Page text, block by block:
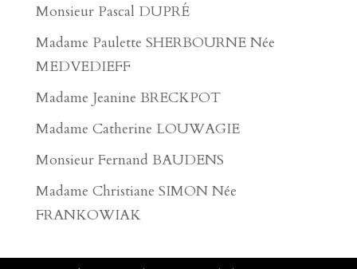
Monsieur Pascal DUPRÉ
Madame Paulette SHERBOURNE Née
MEDVEDIEFF
Madame Jeanine BRECKPOT
Madame Catherine LOUWAGIE
Monsieur Fernand BAUDENS
Madame Christiane SIMON Née
FRANKOWIAK